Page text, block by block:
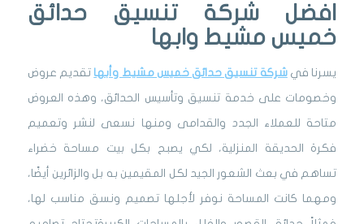
افضل شركة تنسيق حدائق
خميس مشيط وابها
يسرنا فيشركة تنسيق حدائق خميس مشيط وأبها تقديم عروض
وخصومات على خدمة تنسيق وتأسيس الحدائق، وهذه العروض
متاحة للعملاء الجدد والقدامى ومنها نسعى لنشر وتعميم
فكرة الحديقة المنزلية، لكي يصبح بكل بيت مساحة خضراء
تساهم في بعث الشعور الجيد لكل المقيمين به بل والزائرين أيضًا،
ومهما كانت المساحة نوفر لأجلها تصميم ونسق مناسب لها،